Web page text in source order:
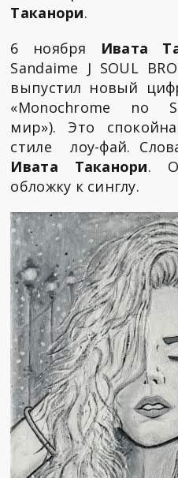
Таканори.
6 ноября Ивата
Sandaime J SOUL
выпустил новый
«Monochrome no
мир»). Это
стиле лоу-фай.
Ивата Таканори.
обложку к синглу.